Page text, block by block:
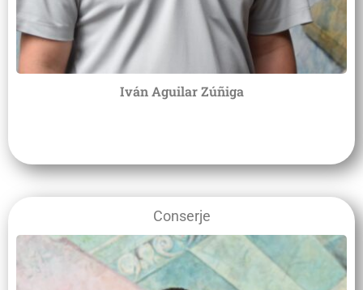
Iván Aguilar Zúñiga
Conserje